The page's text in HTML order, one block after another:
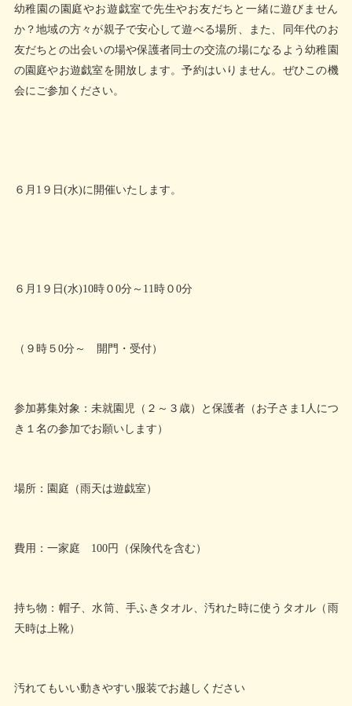
幼稚園の園庭やお遊戯室で先生やお友だちと一緒に遊びません
か？地域の方々が親子で安心して遊べる場所、また、同年代のお
友だちとの出会いの場や保護者同士の交流の場になるよう幼稚園
の園庭やお遊戯室を開放します。予約はいりません。ぜひこの機
会にご参加ください。
６月1９日(水)に開催いたします。
６月1９日(水)10時０0分～11時０0分
（９時５0分～ 開門・受付）
参加募集対象：未就園児（２～３歳）と保護者（お子さま1人につ
き１名の参加でお願いします）
場所：園庭（雨天は遊戯室）
費用：一家庭 100円（保険代を含む）
持ち物：帽子、水筒、手ふきタオル、汚れた時に使うタオル（雨
天時は上靴）
汚れてもいい動きやすい服装でお越しください